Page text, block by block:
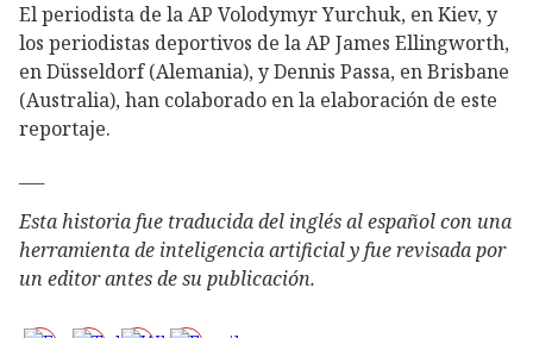
El periodista de la AP Volodymyr Yurchuk, en Kiev, y
los periodistas deportivos de la AP James Ellingworth,
en Düsseldorf (Alemania), y Dennis Passa, en Brisbane
(Australia), han colaborado en la elaboración de este
reportaje.
Esta historia fue traducida del inglés al español con una
herramienta de inteligencia artificial y fue revisada por
un editor antes de su publicación.